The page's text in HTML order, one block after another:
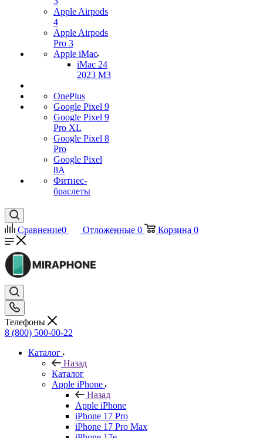
Apple Airpods
4
Apple Airpods
Pro 3
Apple iMac
iMac 24
2023 M3
OnePlus
Google Pixel 9
Google Pixel 9
Pro XL
Google Pixel 8
Pro
Google Pixel
8A
Фитнес-
браслеты
Сравнение0 Отложенные 0 Корзина 0
Телефоны
8 (800) 500-00-22
Каталог
Назад
Каталог
Apple iPhone
Назад
Apple iPhone
iPhone 17 Pro
iPhone 17 Pro Max